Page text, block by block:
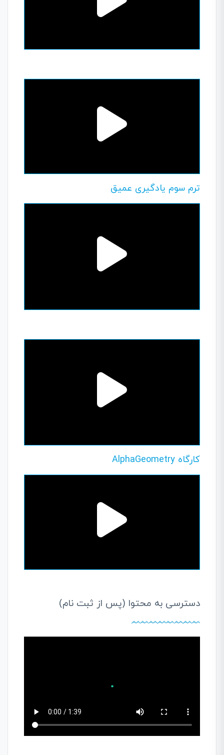
ترم سوم یادگیری عمیق
کارگاه AlphaGeometry
دسترسی به محتوا (پس از ثبت نام)